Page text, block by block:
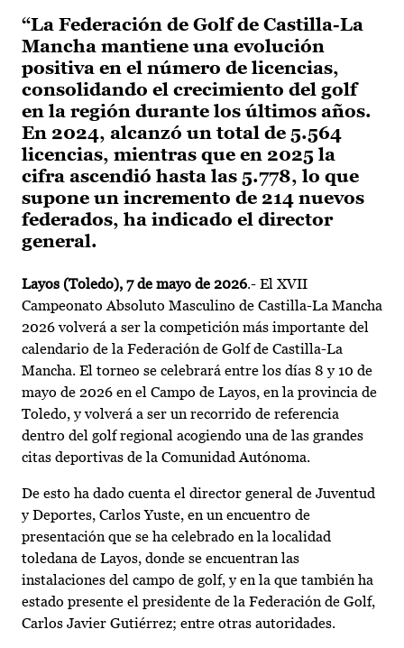
“La Federación de Golf de Castilla-La
Mancha mantiene una evolución
positiva en el número de licencias,
consolidando el crecimiento del golf
en la región durante los últimos años.
En 2024, alcanzó un total de 5.564
licencias, mientras que en 2025 la
cifra ascendió hasta las 5.778, lo que
supone un incremento de 214 nuevos
federados, ha indicado el director
general.
Layos (Toledo), 7 de mayo de 2026.- El XVII
Campeonato Absoluto Masculino de Castilla-La Mancha
2026 volverá a ser la competición más importante del
calendario de la Federación de Golf de Castilla-La
Mancha. El torneo se celebrará entre los días 8 y 10 de
mayo de 2026 en el Campo de Layos, en la provincia de
Toledo, y volverá a ser un recorrido de referencia
dentro del golf regional acogiendo una de las grandes
citas deportivas de la Comunidad Autónoma.
De esto ha dado cuenta el director general de Juventud
y Deportes, Carlos Yuste, en un encuentro de
presentación que se ha celebrado en la localidad
toledana de Layos, donde se encuentran las
instalaciones del campo de golf, y en la que también ha
estado presente el presidente de la Federación de Golf,
Carlos Javier Gutiérrez; entre otras autoridades.